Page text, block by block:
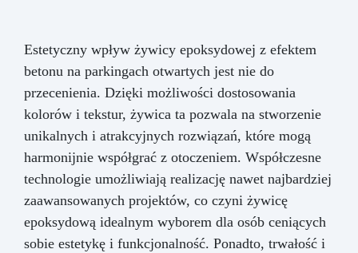
Estetyczny wpływ żywicy epoksydowej z efektem
betonu na parkingach otwartych jest nie do
przecenienia. Dzięki możliwości dostosowania
kolorów i tekstur, żywica ta pozwala na stworzenie
unikalnych i atrakcyjnych rozwiązań, które mogą
harmonijnie współgrać z otoczeniem. Współczesne
technologie umożliwiają realizację nawet najbardziej
zaawansowanych projektów, co czyni żywicę
epoksydową idealnym wyborem dla osób ceniących
sobie estetykę i funkcjonalność. Ponadto, trwałość i